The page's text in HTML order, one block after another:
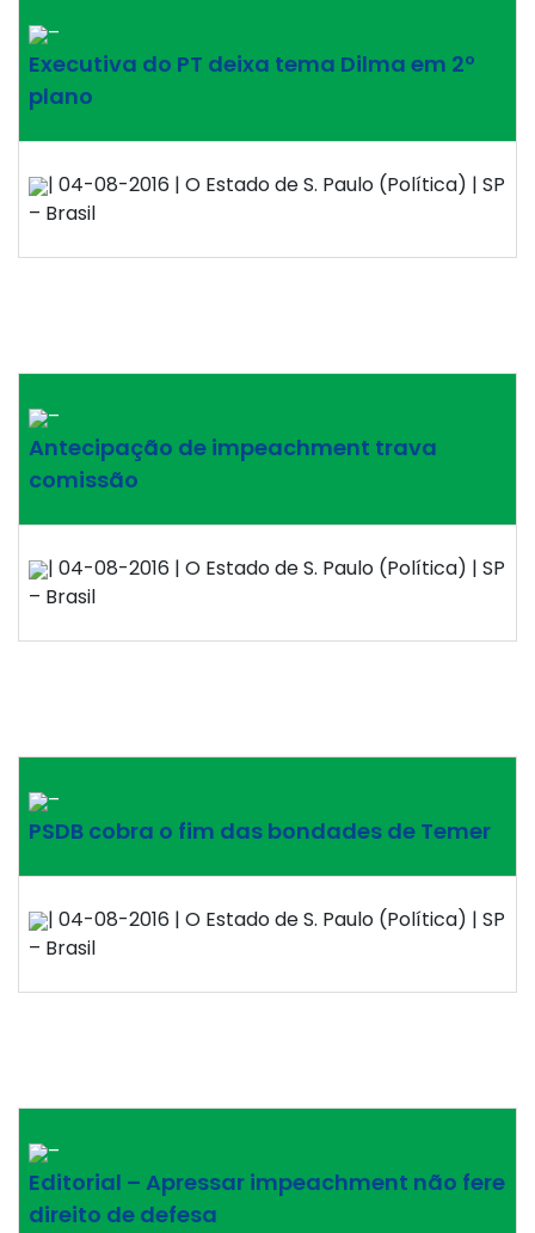
–
Executiva do PT deixa tema Dilma em 2º
plano
| 04-08-2016 | O Estado de S. Paulo (Política) | SP
– Brasil
–
Antecipação de impeachment trava
comissão
| 04-08-2016 | O Estado de S. Paulo (Política) | SP
– Brasil
–
PSDB cobra o fim das bondades de Temer
| 04-08-2016 | O Estado de S. Paulo (Política) | SP
– Brasil
–
Editorial – Apressar impeachment não fere
direito de defesa